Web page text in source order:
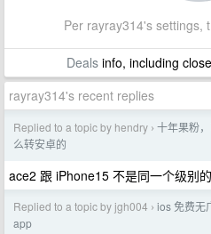
Per rayray314's settings,
Dealsinfo, including
rayray314's recent replies
Replied to a topic by hendry › 十年果粉
么转安卓的
ace2 跟 iPhone15 不是同一个级别
Replied to a topic by jgh004 › ios 免费无
app